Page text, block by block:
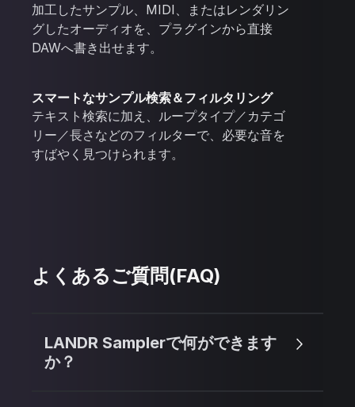
加工したサンプル、MIDI、またはレンダリン
グしたオーディオを、プラグインから直接
DAWへ書き出せます。
スマートなサンプル検索＆フィルタリング
テキスト検索に加え、ループタイプ／カテゴ
リー／長さなどのフィルターで、必要な音を
すばやく見つけられます。
よくあるご質問(FAQ)
LANDR Samplerで何ができます
か？